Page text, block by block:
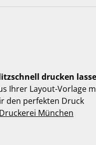
drucken
Ihrer Layout-Vorlage
den perfekten Druck
Druckerei München